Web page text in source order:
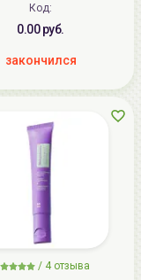
Код:
0.00 руб.
закончился
/ 4 отзыва